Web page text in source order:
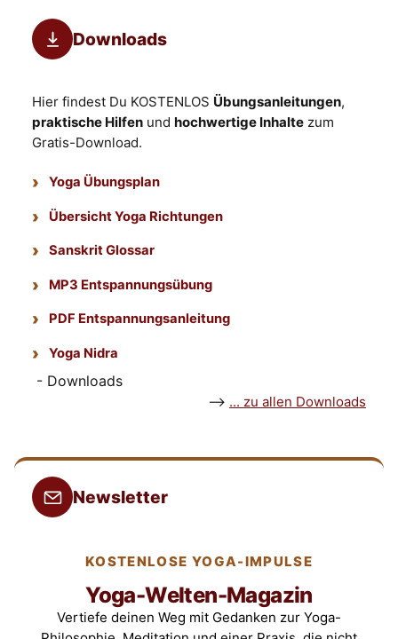
Downloads
Hier findest Du KOSTENLOS Übungsanleitungen,
praktische Hilfen und hochwertige Inhalte zum
Gratis-Download.
Yoga Übungsplan
Übersicht Yoga Richtungen
Sanskrit Glossar
MP3 Entspannungsübung
PDF Entspannungsanleitung
Yoga Nidra
- Downloads
--> ... zu allen Downloads
Newsletter
KOSTENLOSE YOGA-IMPULSE
Yoga-Welten-Magazin
Vertiefe deinen Weg mit Gedanken zur Yoga-